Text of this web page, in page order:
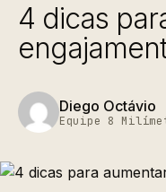
4 dicas
Diego Octávio
Equipe 8